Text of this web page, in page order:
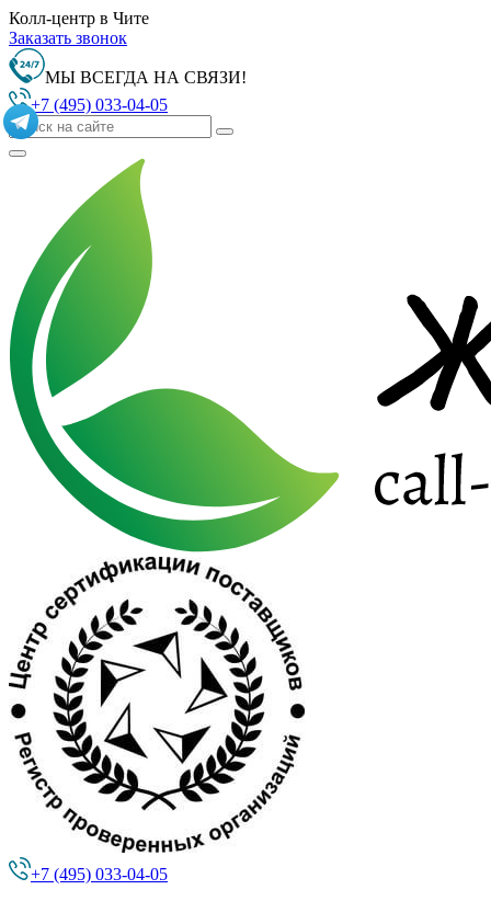
Колл-центр в Чите
Заказать звонок
МЫ ВСЕГДА НА СВЯЗИ!
+7 (495) 033-04-05
+7 (495) 033-04-05